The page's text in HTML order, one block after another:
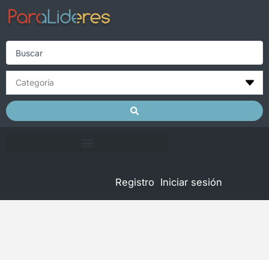
Skip
content
Search
Registro Iniciar sesión